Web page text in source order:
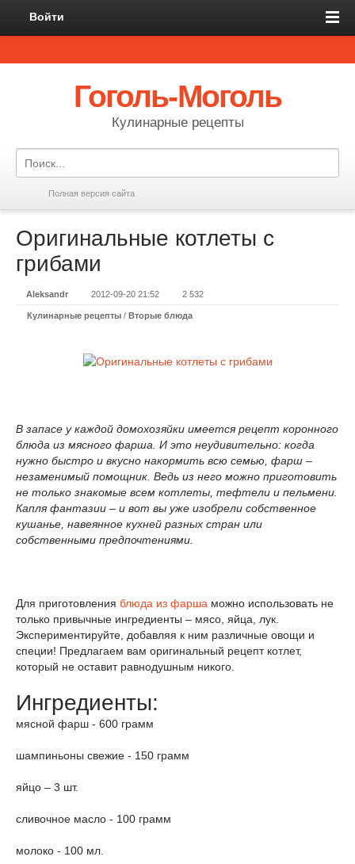
Войти
Гоголь-Моголь
Кулинарные рецепты
Полная версия сайта
Оригинальные котлеты с
грибами
Aleksandr 2012-09-20 21:52 2 532
Кулинарные рецепты / Вторые блюда
В запасе у каждой домохозяйки имеется рецепт коронного
блюда из мясного фарша. И это неудивительно: когда
нужно быстро и вкусно накормить всю семью, фарш –
незаменимый помощник. Ведь из него можно приготовить
не только знакомые всем котлеты, тефтели и пельмени.
Капля фантазии – и вот вы уже изобрели собственное
кушанье, навеянное кухней разных стран или
собственными предпочтениями.
Для приготовления блюда из фарша можно использовать не
только привычные ингредиенты – мясо, яйца, лук.
Экспериментируйте, добавляя к ним различные овощи и
специи! Предлагаем вам оригинальный рецепт котлет,
который не оставит равнодушным никого.
Ингредиенты:
мясной фарш - 600 грамм
шампиньоны свежие - 150 грамм
яйцо – 3 шт.
сливочное масло - 100 грамм
молоко - 100 мл.